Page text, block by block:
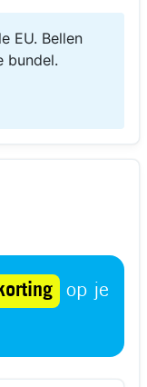
EU. Bellen
bundel.
op je